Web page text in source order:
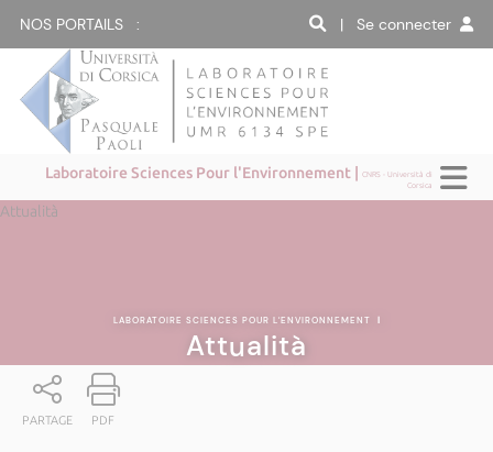
NOS PORTAILS : | Se connecter
Laboratoire Sciences Pour l'Environnement |CNRS - Università di
Corsica
Attualità
LABORATOIRE SCIENCES POUR L'ENVIRONNEMENT |
Attualità
PARTAGE PDF